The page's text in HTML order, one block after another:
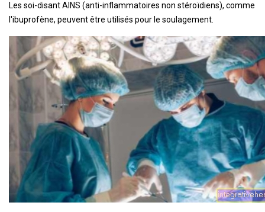
Les soi-disant AINS (anti-inflammatoires non stéroïdiens), comme
l'ibuprofène, peuvent être utilisés pour le soulagement.